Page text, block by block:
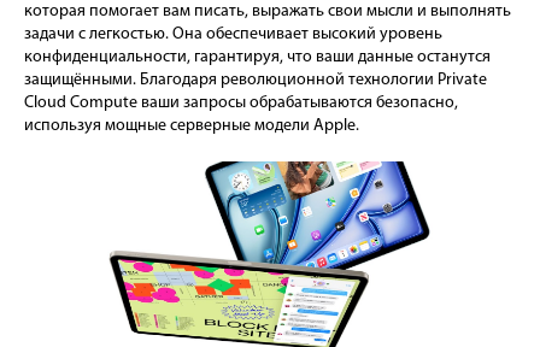
которая помогает вам писать, выражать свои мысли и выполнять
задачи с легкостью. Она обеспечивает высокий уровень
конфиденциальности, гарантируя, что ваши данные останутся
защищёнными. Благодаря революционной технологии Private
Cloud Compute ваши запросы обрабатываются безопасно,
используя мощные серверные модели Apple.